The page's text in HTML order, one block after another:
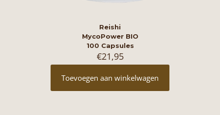
Reishi
MycoPower BIO
100 Capsules
€21,95
Toevoegen aan winkelwagen